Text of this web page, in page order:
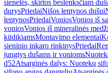
sienelės, skirtos beslenksčiam
durysPriedaiNišos lentynos dušui
lentynosPriedaiVoniosVonios iš
voniosVonios iš mineralinės
kūdikiamsMontavimo elementai
sieninio inkaro rinkinysPriedai
jungtys dušams ir vonioms
d52Atsarginės dalys: Nuotekų